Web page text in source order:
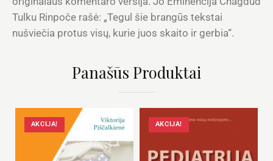
Tulku Rinpoče rašė: „Tegul šie brangūs tekstai
nušviečia protus visų, kurie juos skaito ir gerbia“.
Panašūs Produktai
AKCIJA! AKCIJA!